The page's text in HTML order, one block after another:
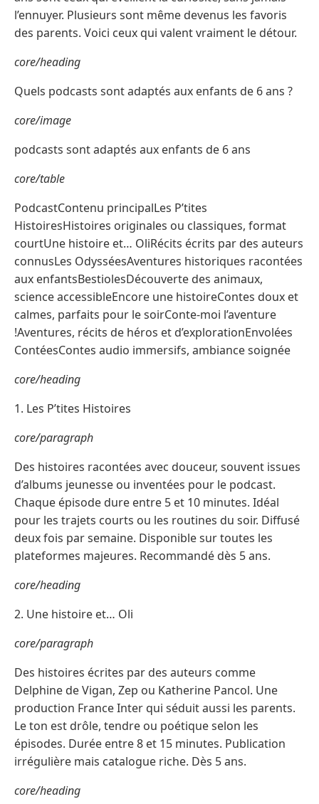
l’ennuyer. Plusieurs sont même devenus les favoris
des parents. Voici ceux qui valent vraiment le détour.
core/heading
Quels podcasts sont adaptés aux enfants de 6 ans ?
core/image
podcasts sont adaptés aux enfants de 6 ans
core/table
PodcastContenu principalLes P’tites
HistoiresHistoires originales ou classiques, format
courtUne histoire et… OliRécits écrits par des auteurs
connusLes OdysséesAventures historiques racontées
aux enfantsBestiolesDécouverte des animaux,
science accessibleEncore une histoireContes doux et
calmes, parfaits pour le soirConte-moi l’aventure
!Aventures, récits de héros et d’explorationEnvolées
ContéesContes audio immersifs, ambiance soignée
core/heading
1. Les P’tites Histoires
core/paragraph
Des histoires racontées avec douceur, souvent issues
d’albums jeunesse ou inventées pour le podcast.
Chaque épisode dure entre 5 et 10 minutes. Idéal
pour les trajets courts ou les routines du soir. Diffusé
deux fois par semaine. Disponible sur toutes les
plateformes majeures. Recommandé dès 5 ans.
core/heading
2. Une histoire et… Oli
core/paragraph
Des histoires écrites par des auteurs comme
Delphine de Vigan, Zep ou Katherine Pancol. Une
production France Inter qui séduit aussi les parents.
Le ton est drôle, tendre ou poétique selon les
épisodes. Durée entre 8 et 15 minutes. Publication
irrégulière mais catalogue riche. Dès 5 ans.
core/heading